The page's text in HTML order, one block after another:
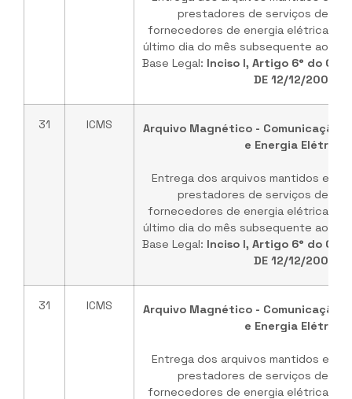
prestadores de serviços de
fornecedores de energia elétrica,
último dia do mês subsequente ao
Base Legal: Inciso I, Artigo 6° do
DE 12/12/2003
31 ICMS
Arquivo Magnético - Comunicação,
e Energia Elétrica
Entrega dos arquivos mantidos em
prestadores de serviços de
fornecedores de energia elétrica,
último dia do mês subsequente ao
Base Legal: Inciso I, Artigo 6° do
DE 12/12/2003
31 ICMS
Arquivo Magnético - Comunicação,
e Energia Elétrica
Entrega dos arquivos mantidos em
prestadores de serviços de
fornecedores de energia elétrica,